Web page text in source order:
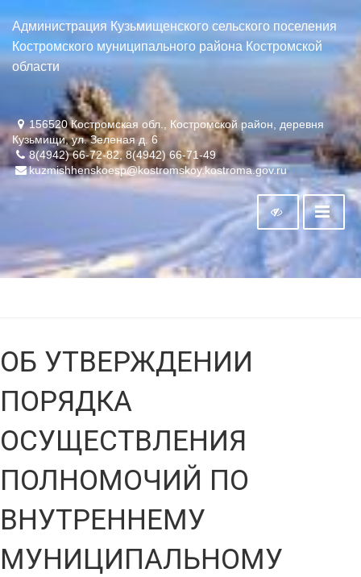
Администрация Кузьмищенского сельского поселения
Костромского муниципального района Костромской
области
156520 Костромская обл., Костромской район, деревня
Кузьмищи, ул. Зеленая д. 6
8(4942) 66-72-82, 8(4942) 66-71-49
kuzmishhenskoesp@kostromskoy.kostroma.gov.ru
ОБ УТВЕРЖДЕНИИ
ПОРЯДКА
ОСУЩЕСТВЛЕНИЯ
ПОЛНОМОЧИЙ ПО
ВНУТРЕННЕМУ
МУНИЦИПАЛЬНОМУ